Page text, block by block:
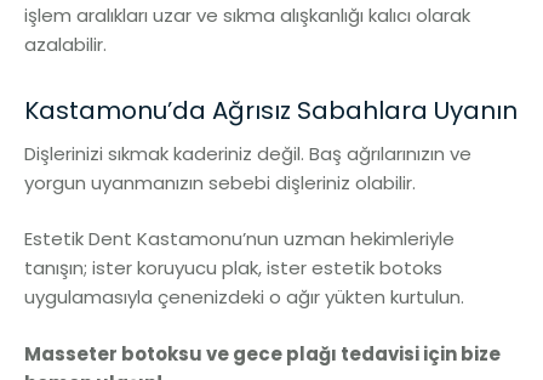
işlem aralıkları uzar ve sıkma alışkanlığı kalıcı olarak
azalabilir.
Kastamonu’da Ağrısız Sabahlara Uyanın
Dişlerinizi sıkmak kaderiniz değil. Baş ağrılarınızın ve
yorgun uyanmanızın sebebi dişleriniz olabilir.
Estetik Dent Kastamonu’nun uzman hekimleriyle
tanışın; ister koruyucu plak, ister estetik botoks
uygulamasıyla çenenizdeki o ağır yükten kurtulun.
Masseter botoksu ve gece plağı tedavisi için bize